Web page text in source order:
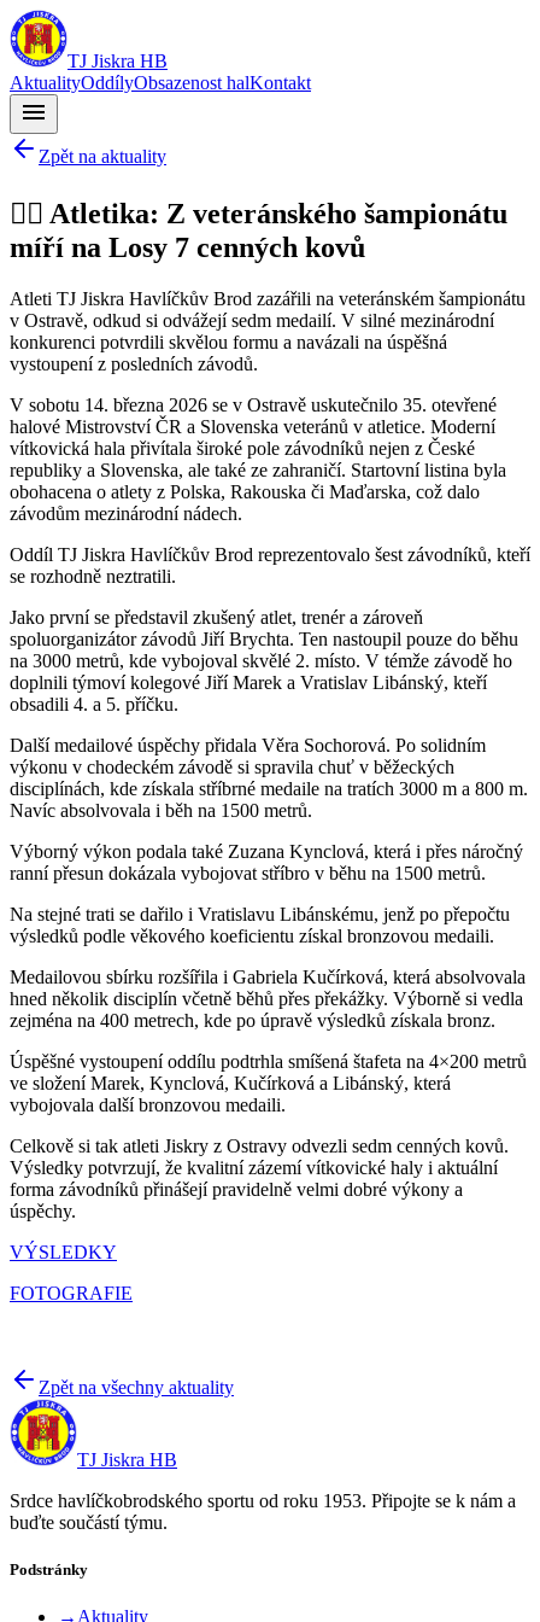
TJ Jiskra HB
AktualityOddílyObsazenost halKontakt
menu
Zpět na aktuality
🏃‍♂️ Atletika: Z veteránského šampionátu
míří na Losy 7 cenných kovů
Atleti TJ Jiskra Havlíčkův Brod zazářili na veteránském šampionátu
v Ostravě, odkud si odvážejí sedm medailí. V silné mezinárodní
konkurenci potvrdili skvělou formu a navázali na úspěšná
vystoupení z posledních závodů.
V sobotu 14. března 2026 se v Ostravě uskutečnilo 35. otevřené
halové Mistrovství ČR a Slovenska veteránů v atletice. Moderní
vítkovická hala přivítala široké pole závodníků nejen z České
republiky a Slovenska, ale také ze zahraničí. Startovní listina byla
obohacena o atlety z Polska, Rakouska či Maďarska, což dalo
závodům mezinárodní nádech.
Oddíl TJ Jiskra Havlíčkův Brod reprezentovalo šest závodníků, kteří
se rozhodně neztratili.
Jako první se představil zkušený atlet, trenér a zároveň
spoluorganizátor závodů Jiří Brychta. Ten nastoupil pouze do běhu
na 3000 metrů, kde vybojoval skvělé 2. místo. V témže závodě ho
doplnili týmoví kolegové Jiří Marek a Vratislav Libánský, kteří
obsadili 4. a 5. příčku.
Další medailové úspěchy přidala Věra Sochorová. Po solidním
výkonu v chodeckém závodě si spravila chuť v běžeckých
disciplínách, kde získala stříbrné medaile na tratích 3000 m a 800 m.
Navíc absolvovala i běh na 1500 metrů.
Výborný výkon podala také Zuzana Kynclová, která i přes náročný
ranní přesun dokázala vybojovat stříbro v běhu na 1500 metrů.
Na stejné trati se dařilo i Vratislavu Libánskému, jenž po přepočtu
výsledků podle věkového koeficientu získal bronzovou medaili.
Medailovou sbírku rozšířila i Gabriela Kučírková, která absolvovala
hned několik disciplín včetně běhů přes překážky. Výborně si vedla
zejména na 400 metrech, kde po úpravě výsledků získala bronz.
Úspěšné vystoupení oddílu podtrhla smíšená štafeta na 4×200 metrů
ve složení Marek, Kynclová, Kučírková a Libánský, která
vybojovala další bronzovou medaili.
Celkově si tak atleti Jiskry z Ostravy odvezli sedm cenných kovů.
Výsledky potvrzují, že kvalitní zázemí vítkovické haly i aktuální
forma závodníků přinášejí pravidelně velmi dobré výkony a
úspěchy.
VÝSLEDKY
FOTOGRAFIE
Zpět na všechny aktuality
TJ Jiskra HB
Srdce havlíčkobrodského sportu od roku 1953. Připojte se k nám a
buďte součástí týmu.
Podstránky
→ Aktuality